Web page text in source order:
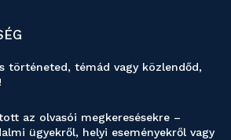
történeted, témád vagy közlendőd,
az olvasói megkeresésekre –
ügyekről, helyi eseményekről vagy